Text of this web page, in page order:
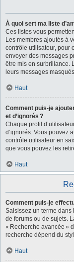
À quoi sert ma liste
Ces listes vous
Les membres ajoutés à
contrôle utilisateur, pour
envoyer des messages
être mis en surbrillance.
leurs messages
Haut
Comment puis-je
et d’ignorés ?
Chaque profil
d’ignorés. Vous pouvez
contrôle utilisateur en
que vous pouvez les
Haut
Comment puis-je
Saisissez un terme dans
de forums ou de sujets.
« Recherche avancée »
recherche dépend du
Haut